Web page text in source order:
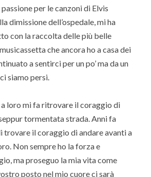
per le canzoni di Elvis
dimissione dell’ospedale, mi ha
con la raccolta delle più belle
che ancora ho a casa dei
a sentirci per un po’ ma da un
siamo persi.
a loro mi fa ritrovare il coraggio di
tormentata strada. Anni fa
trovare il coraggio di andare avanti a
Non sempre ho la forza e
ma proseguo la mia vita come
posto nel mio cuore ci sarà